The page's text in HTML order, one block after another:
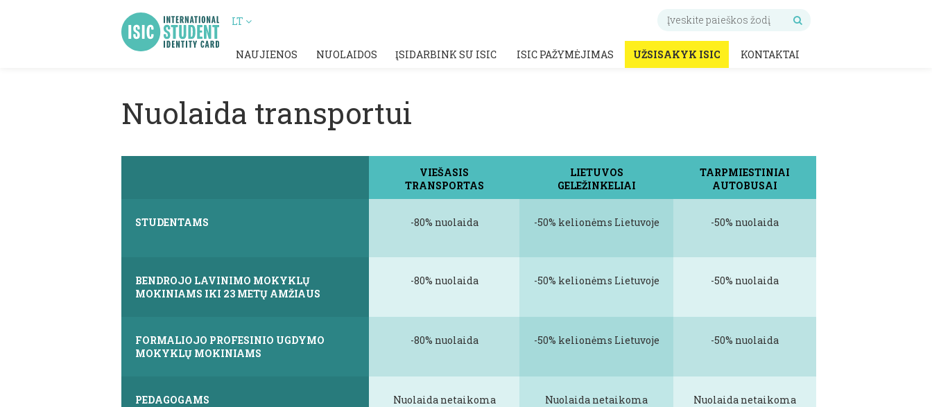
LT
NAUJIENOS NUOLAIDOS ĮSIDARBINK SU ISIC ISIC PAŽYMĖJIMAS UŽSISAKYK ISIC KONTAKTAI
Nuolaida transportui
VIEŠASIS
TRANSPORTAS
LIETUVOS
GELEŽINKELIAI
TARPMIESTINIAI
AUTOBUSAI
STUDENTAMS -80% nuolaida -50% kelionėms Lietuvoje -50% nuolaida
BENDROJO LAVINIMO MOKYKLŲ
MOKINIAMS IKI 23 METŲ AMŽIAUS
-80% nuolaida -50% kelionėms Lietuvoje -50% nuolaida
FORMALIOJO PROFESINIO UGDYMO
MOKYKLŲ MOKINIAMS
-80% nuolaida -50% kelionėms Lietuvoje -50% nuolaida
PEDAGOGAMS Nuolaida netaikoma Nuolaida netaikoma Nuolaida netaikoma